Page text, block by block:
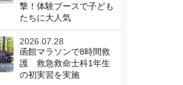
撃！体験ブースで子ども
たちに大人気
2026.07.28
函館マラソンで8時間救
護 救急救命士科1年生
の初実習を実施